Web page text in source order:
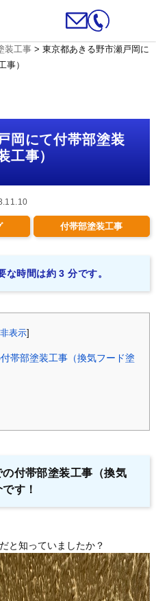
装工事> 東京都あきる野市瀬戸岡に
事）
岡にて付帯部塗装
工事）
付帯部塗装工事
な時間は約 3 分です。
[非表示
帯部塗装工事（換気フード塗
付帯部塗装工事（換気
す！
と知っていましたか？